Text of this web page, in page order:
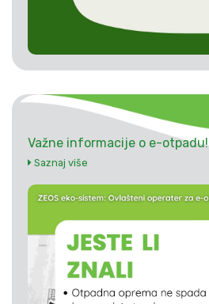
Važne informacije o e-otpadu!
Saznaj više